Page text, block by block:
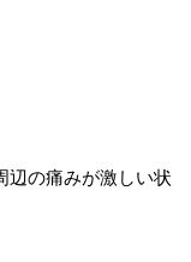
辺の痛みが激しい状